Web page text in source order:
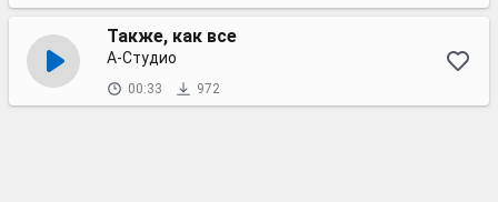
Также, как все
А-Студио
00:33 972